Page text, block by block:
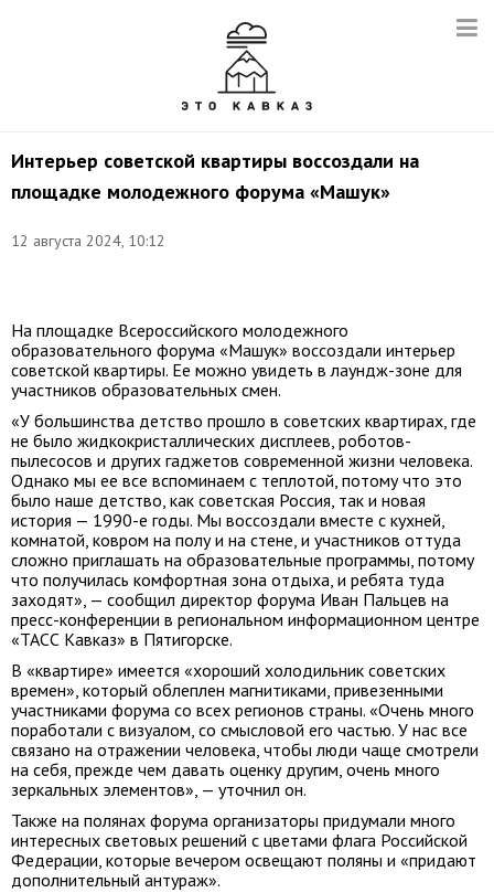
Интерьер советской квартиры воссоздали на
площадке молодежного форума «Машук»
12 августа 2024, 10:12
На площадке Всероссийского молодежного
образовательного форума «Машук» воссоздали интерьер
советской квартиры. Ее можно увидеть в лаундж-зоне для
участников образовательных смен.
«У большинства детство прошло в советских квартирах, где
не было жидкокристаллических дисплеев, роботов-
пылесосов и других гаджетов современной жизни человека.
Однако мы ее все вспоминаем с теплотой, потому что это
было наше детство, как советская Россия, так и новая
история — 1990-е годы. Мы воссоздали вместе с кухней,
комнатой, ковром на полу и на стене, и участников оттуда
сложно приглашать на образовательные программы, потому
что получилась комфортная зона отдыха, и ребята туда
заходят», — сообщил директор форума Иван Пальцев на
пресс-конференции в региональном информационном центре
«ТАСС Кавказ» в Пятигорске.
В «квартире» имеется «хороший холодильник советских
времен», который облеплен магнитиками, привезенными
участниками форума со всех регионов страны. «Очень много
поработали с визуалом, со смысловой его частью. У нас все
связано на отражении человека, чтобы люди чаще смотрели
на себя, прежде чем давать оценку другим, очень много
зеркальных элементов», — уточнил он.
Также на полянах форума организаторы придумали много
интересных световых решений с цветами флага Российской
Федерации, которые вечером освещают поляны и «придают
дополнительный антураж».